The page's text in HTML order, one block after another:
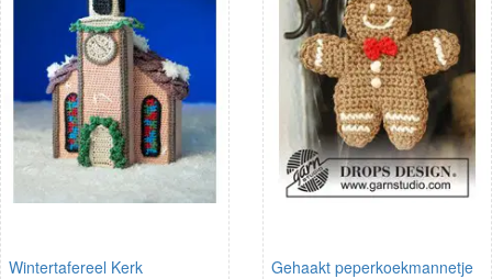
Wintertafereel Kerk Gehaakt peperkoekmannetje